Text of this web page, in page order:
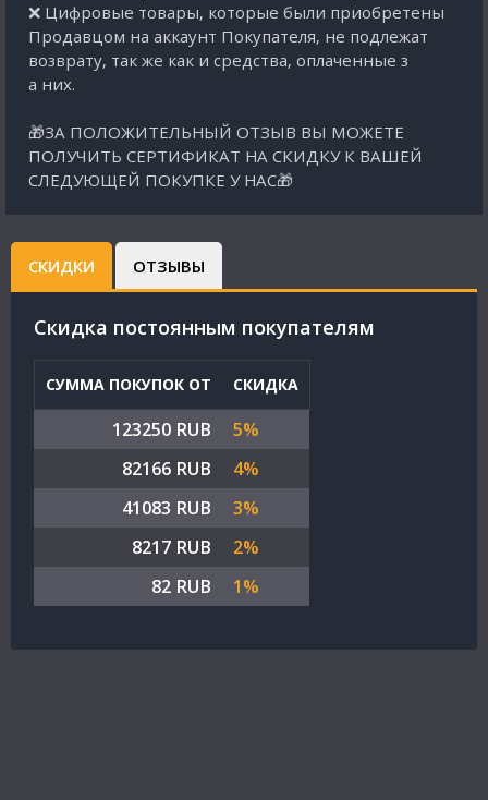
❌ Цифровые товары, которые были приобретены
Продавцом на аккаунт Покупателя, не подлежат
возврату, так же как и средства, оплаченные з
а них.
🎁ЗА ПОЛОЖИТЕЛЬНЫЙ ОТЗЫВ ВЫ МОЖЕТЕ
ПОЛУЧИТЬ СЕРТИФИКАТ НА СКИДКУ К ВАШЕЙ
СЛЕДУЮЩЕЙ ПОКУПКЕ У НАС🎁
СКИДКИ ОТЗЫВЫ
Cкидка постоянным покупателям
СУММА ПОКУПОК ОТ СКИДКА
123250 RUB
5%
82166 RUB
4%
41083 RUB
3%
8217 RUB
2%
82 RUB
1%